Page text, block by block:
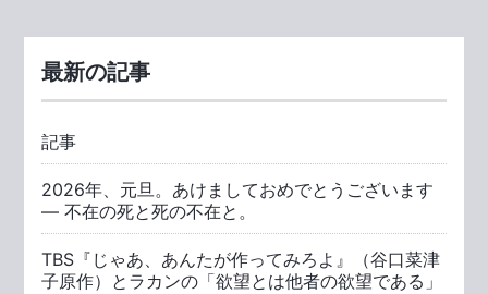
最新の記事
記事
2026年、元旦。あけましておめでとうございます
― 不在の死と死の不在と。
TBS『じゃあ、あんたが作ってみろよ』（谷口菜津
子原作）とラカンの「欲望とは他者の欲望である」